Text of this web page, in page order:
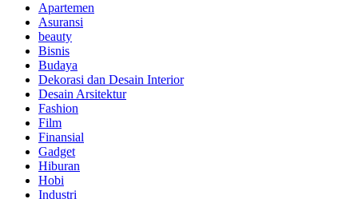
Apartemen
Asuransi
beauty
Bisnis
Budaya
Dekorasi dan Desain Interior
Desain Arsitektur
Fashion
Film
Finansial
Gadget
Hiburan
Hobi
Industri